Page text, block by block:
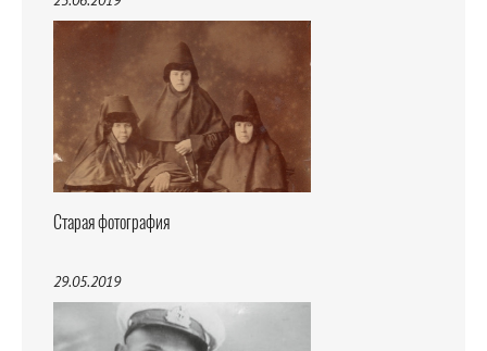
Старая фотография
29.05.2019